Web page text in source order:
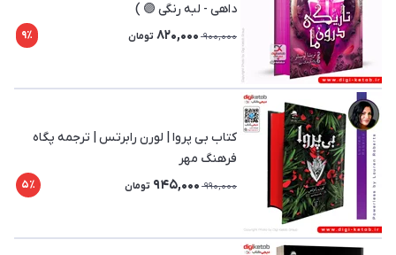
داهی - لبه رنگی 🟣 )
900,000
820,000 تومان 9٪
کتاب بی پروا | لورن رابرتس | ترجمه پگاه
فرهنگ‌ مهر
990,000
945,000 تومان 5٪